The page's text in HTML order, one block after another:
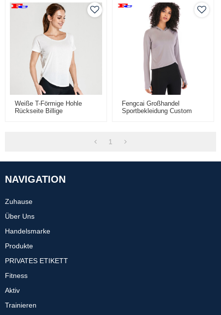
Weiße T-Förmige Hohle
Rückseite Billige
Fengcai Großhandel
Sportbekleidung Custom
1
NAVIGATION
Zuhause
Über Uns
Handelsmarke
Produkte
PRIVATES ETIKETT
Fitness
Aktiv
Trainieren